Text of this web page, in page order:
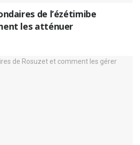
de l’ézétimibe
les atténuer